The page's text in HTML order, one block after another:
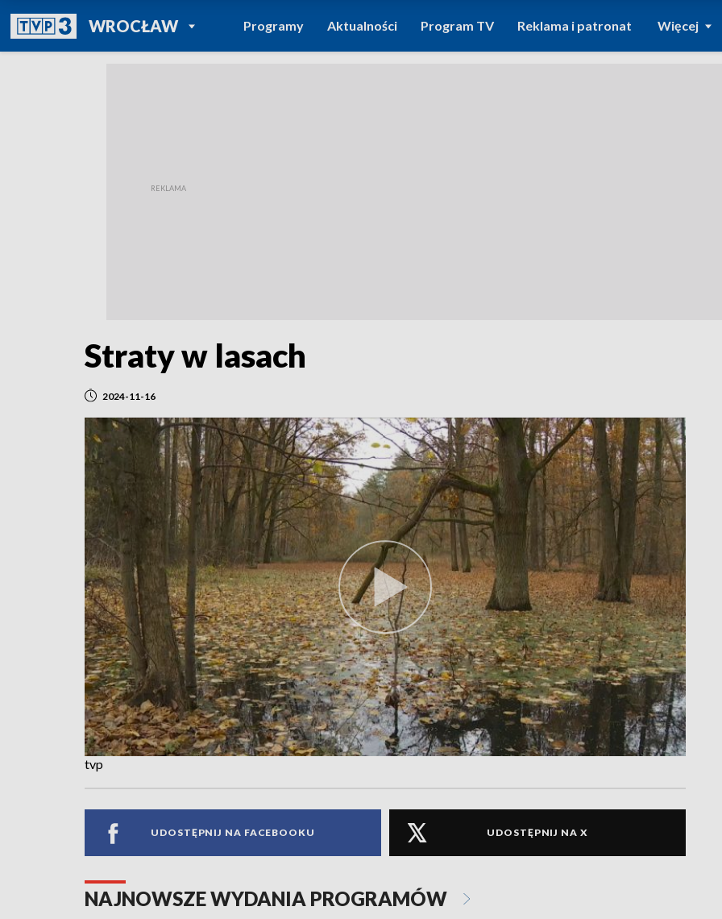
WROCŁAWPOWRÓT DO
TVP REGIONY
Programy Aktualności Program TV Reklama i patronat Więcej
Straty w lasach
2024-11-16
tvp
UDOSTĘPNIJ NA FACEBOOKU UDOSTĘPNIJ NA X
NAJNOWSZE WYDANIA PROGRAMÓW